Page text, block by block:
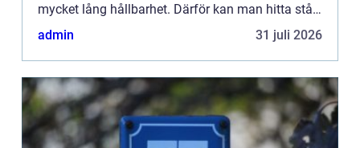
mycket lång hållbarhet. Därför kan man hitta stål i
konstruktionen på lite olika platser och inom olika
admin 31 juli 2026